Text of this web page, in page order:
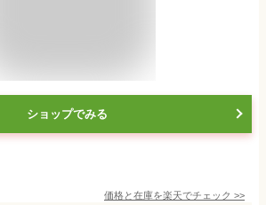
ショップでみる
価格と在庫を楽天でチェック >>